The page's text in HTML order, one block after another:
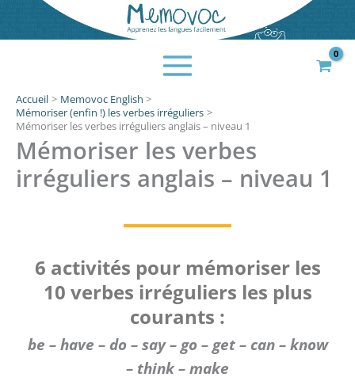
Accueil
Memovoc English
Mémoriser (enfin !) les verbes irréguliers
Mémoriser les verbes irréguliers anglais – niveau 1
Mémoriser les verbes
irréguliers anglais – niveau 1
6 activités pour mémoriser les
10 verbes irréguliers les plus
courants :
be – have – do – say – go – get – can – know
– think – make